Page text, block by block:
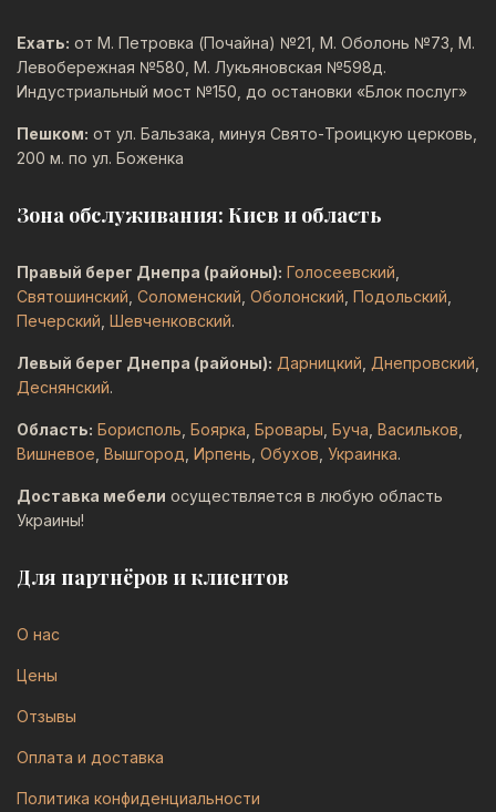
Ехать: от М. Петровка (Почайна) №21, М. Оболонь №73, М.
Левобережная №580, М. Лукьяновская №598д.
Индустриальный мост №150, до остановки «Блок послуг»
Пешком: от ул. Бальзака, минуя Свято-Троицкую церковь,
200 м. по ул. Боженка
Зона обслуживания: Киев и область
Правый берег Днепра (районы): Голосеевский
Святошинский Соломенский Оболонский Подольский
Печерский Шевченковский.
Левый берег Днепра (районы): Дарницкий Днепровский
Деснянский.
Область: Борисполь Боярка Бровары Буча Васильков
Вишневое Вышгород Ирпень Обухов Украинка.
Доставка мебели осуществляется в любую область
Украины!
Для партнёров и клиентов
О нас
Цены
Отзывы
Оплата и доставка
Политика конфиденциальности